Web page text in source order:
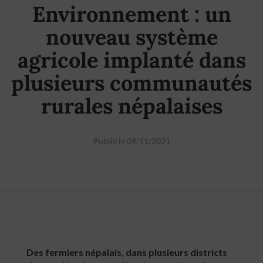
Environnement : un
nouveau système
agricole implanté dans
plusieurs communautés
rurales népalaises
Publié le 09/11/2021
Des fermiers népalais, dans plusieurs districts